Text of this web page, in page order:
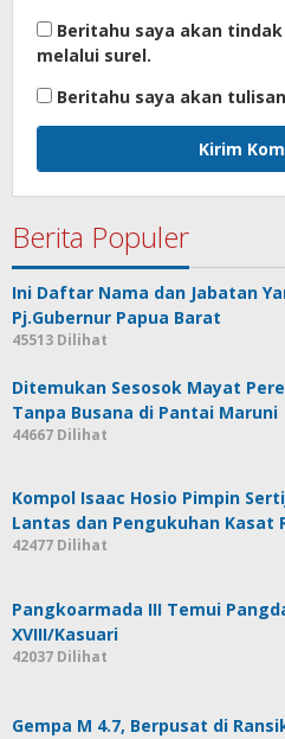
Beritahu saya akan
melalui surel.
Beritahu saya akan
Berita Populer
Ini Daftar Nama dan Jabatan
Pj.Gubernur Papua Barat
45513 Dilihat
Ditemukan Sesosok Mayat
Tanpa Busana di Pantai Maruni
44667 Dilihat
Kompol Isaac Hosio Pimpin
Lantas dan Pengukuhan Kasat
42477 Dilihat
Pangkoarmada III Temui
XVIII/Kasuari
42037 Dilihat
Gempa M 4.7, Berpusat di